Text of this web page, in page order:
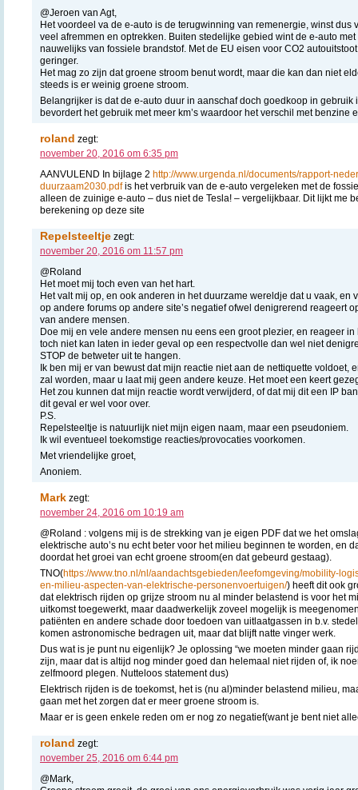
@Jeroen van Agt,
Het voordeel va de e-auto is de terugwinning van remenergie, winst dus
veel afremmen en optrekken. Buiten stedelijke gebied wint de e-auto
nauwelijks van fossiele brandstof. Met de EU eisen voor CO2
geringer.
Het mag zo zijn dat groene stroom benut wordt, maar die kan dan niet
steeds is er weinig groene stroom.
Belangrijker is dat de e-auto duur in aanschaf doch goedkoop in gebruik
bevordert het gebruik met meer km’s waardoor het verschil met benzine
roland zegt:
november 20, 2016 om 6:35 pm
AANVULEND In bijlage 2 http://www.urgenda.nl/documents/rapport-
duurzaam2030.pdfis het verbruik van de e-auto vergeleken met de
alleen de zuinige e-auto – dus niet de Tesla! – vergelijkbaar. Dit lijkt me
berekening op deze site
Repelsteeltje zegt:
november 20, 2016 om 11:57 pm
@Roland
Het moet mij toch even van het hart.
Het valt mij op, en ook anderen in het duurzame wereldje dat u vaak, en
op andere forums op andere site’s negatief ofwel denigrerend reageert
van andere mensen.
Doe mij en vele andere mensen nu eens een groot plezier, en reageer
toch niet kan laten in ieder geval op een respectvolle dan wel niet
STOP de betweter uit te hangen.
Ik ben mij er van bewust dat mijn reactie niet aan de nettiquette voldoet,
zal worden, maar u laat mij geen andere keuze. Het moet een keert
Het zou kunnen dat mijn reactie wordt verwijderd, of dat mij dit een IP
dit geval er wel voor over.
P.S.
Repelsteeltje is natuurlijk niet mijn eigen naam, maar een pseudoniem.
Ik wil eventueel toekomstige reacties/provocaties voorkomen.
Met vriendelijke groet,
Anoniem.
Mark zegt:
november 24, 2016 om 10:19 am
@Roland : volgens mij is de strekking van je eigen PDF dat we het
elektrische auto’s nu echt beter voor het milieu beginnen te worden, en
doordat het groei van echt groene stroom(en dat gebeurd gestaag).
TNO(https://www.tno.nl/nl/aandachtsgebieden/leefomgeving/mobility-
en-milieu-aspecten-van-elektrische-personenvoertuigen/) heeft dit ook
dat elektrisch rijden op grijze stroom nu al minder belastend is voor het
uitkomst toegewerkt, maar daadwerkelijk zoveel mogelijk is
patiënten en andere schade door toedoen van uitlaatgassen in b.v.
komen astronomische bedragen uit, maar dat blijft natte vinger werk.
Dus wat is je punt nu eigenlijk? Je oplossing “we moeten minder gaan
zijn, maar dat is altijd nog minder goed dan helemaal niet rijden of, ik
zelfmoord plegen. Nutteloos statement dus)
Elektrisch rijden is de toekomst, het is (nu al)minder belastend milieu,
gaan met het zorgen dat er meer groene stroom is.
Maar er is geen enkele reden om er nog zo negatief(want je bent niet
roland zegt:
november 25, 2016 om 6:44 pm
@Mark,